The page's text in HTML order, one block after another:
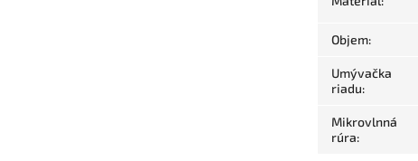
Objem:
Umývačka
riadu:
Mikrovlnná
rúra: